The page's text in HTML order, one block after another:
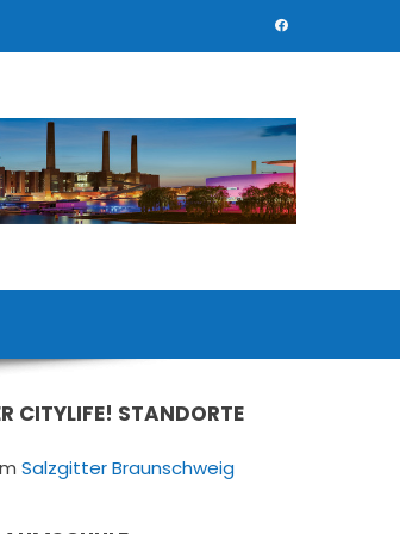
CITYLIFE! STANDORTE
SalzgitterBraunschweig